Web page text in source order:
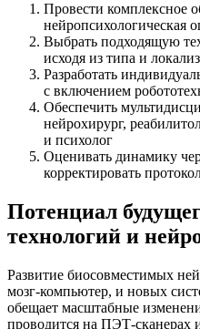
Провести комплексное
нейропсихологическая
Выбрать подходящую
исходя из типа и
Разработать
с включением
Обеспечить
нейрохирург,
и психолог
Оценивать динамику
корректировать
Потенциал
технологий и
Развитие биосовместимых
мозг-компьютер, и новых
обещает масштабные
проводится на ПЭТ-сканерах